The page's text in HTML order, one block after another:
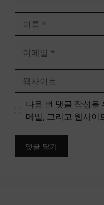
일
트
다음 번 댓글 작성을
메일, 그리고 웹사이